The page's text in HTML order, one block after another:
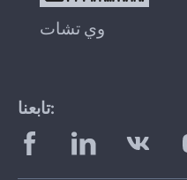
وي تشات
تابعنا: